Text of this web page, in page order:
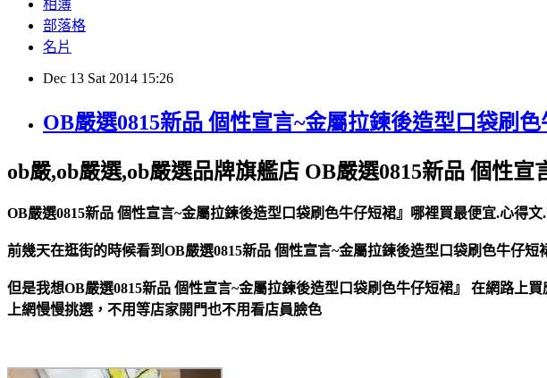
相簿
部落格
名片
Dec 13 Sat 2014 15:26
OB嚴選0815新品 個性宣言~金屬拉鍊後造型口袋刷色
ob嚴,ob嚴選,ob嚴選品牌旗艦店 OB嚴選0815新品 個性宣
OB嚴選0815新品 個性宣言~金屬拉鍊後造型口袋刷色牛仔短裙』哪裡買最便宜.心得
前幾天在逛街的時候看到OB嚴選0815新品 個性宣言~金屬拉鍊後造型口袋刷色牛仔
但是我想OB嚴選0815新品 個性宣言~金屬拉鍊後造型口袋刷色牛仔短裙』 在網路上
上網慢慢挑選，不用等店家開門也不用看店員臉色